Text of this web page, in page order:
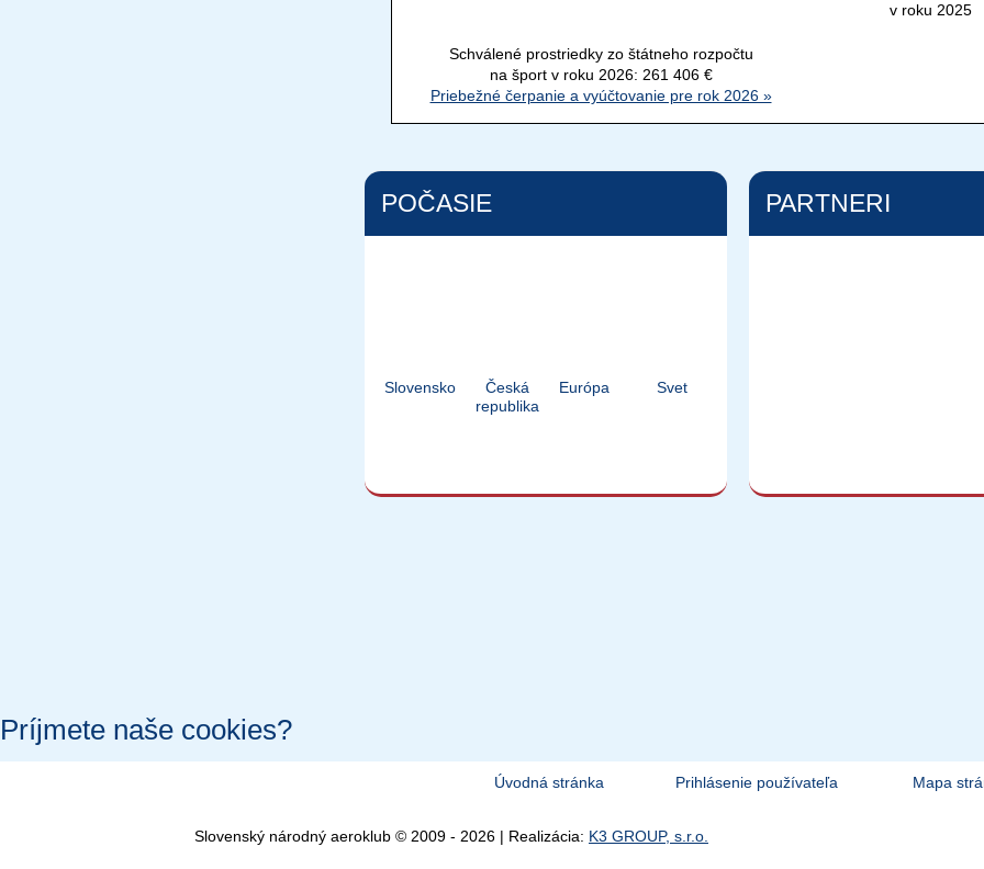
Schválené prostriedky zo štátneho rozpočtu
na šport v roku 2026: 261 406 €
Priebežné čerpanie a vyúčtovanie pre rok 2026 »
v roku 2025
POČASIE
Slovensko
Česká
republika
Európa Svet
PARTNERI
Úvodná stránka Prihlásenie používateľa Mapa
Slovenský národný aeroklub © 2009 - 2026 | Realizácia: K3 GROUP, s.r.o.
Príjmete naše cookies?
sme mohli používať všetky tieto cookies.